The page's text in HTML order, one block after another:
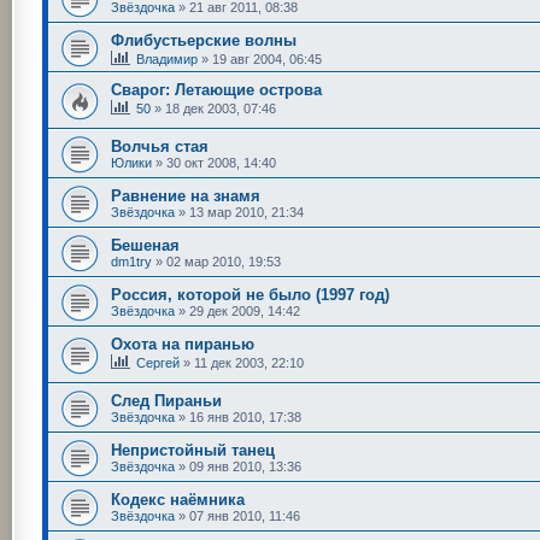
Звёздочка » 21 авг 2011, 08:38
Флибустьерские волны
Владимир » 19 авг 2004, 06:45
Сварог: Летающие острова
50 » 18 дек 2003, 07:46
Волчья стая
Юлики » 30 окт 2008, 14:40
Равнение на знамя
Звёздочка » 13 мар 2010, 21:34
Бешеная
dm1try » 02 мар 2010, 19:53
Россия, которой не было (1997 год)
Звёздочка » 29 дек 2009, 14:42
Охота на пиранью
Сергей » 11 дек 2003, 22:10
След Пираньи
Звёздочка » 16 янв 2010, 17:38
Непристойный танец
Звёздочка » 09 янв 2010, 13:36
Кодекс наёмника
Звёздочка » 07 янв 2010, 11:46